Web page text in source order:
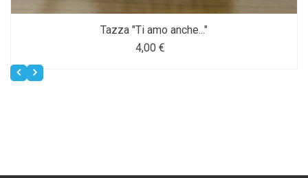
Tazza "Ti amo anche..."
4,00 €